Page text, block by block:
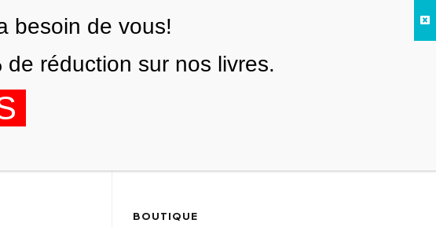
BOUTIQUE
besoin de vous!
réduction sur nos livres.